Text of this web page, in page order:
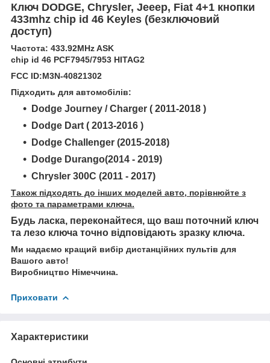
Ключ DODGE, Chrysler, Jeeep, Fiat 4+1 кнопки
433mhz chip id 46 Keyles (безключовий
доступ)
Частота: 433.92MHz ASK
chip id 46 PCF7945/7953 HITAG2
FCC ID:M3N-40821302
Підходить для автомобілів:
Dodge Journey / Charger ( 2011-2018 )
Dodge Dart ( 2013-2016 )
Dodge Challenger (2015-2018)
Dodge Durango(2014 - 2019)
Chrysler 300C (2011 - 2017)
Також підходять до інших моделей авто, порівнюйте з
фото та параметрами ключа.
Будь ласка, переконайтеся, що ваш поточний ключ
та лезо ключа точно відповідають зразку ключа.
Ми надаємо кращий вибір дистанційних пультів для
Вашого авто!
Виробництво Німеччина.
Приховати
Характеристики